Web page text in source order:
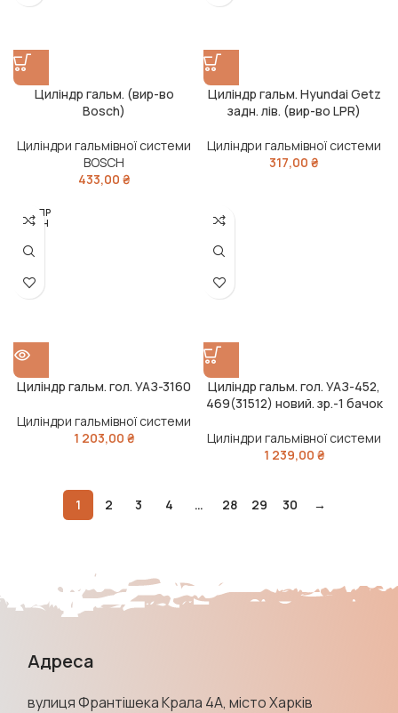
Циліндр гальм. (вир-во
Bosch)
Циліндри гальмівної системи
BOSCH
433,00 ₴
Циліндр гальм. Hyundai Getz
задн. лів. (вир-во LPR)
Циліндри гальмівної системи
317,00 ₴
РОЗПР
ОДАН
Циліндр гальм. гол. УАЗ-3160
Циліндри гальмівної системи
1 203,00 ₴
Циліндр гальм. гол. УАЗ-452,
469(31512) новий. зр.-1 бачок
Циліндри гальмівної системи
1 239,00 ₴
1 2 3 4 … 28 29 30 →
Адреса
вулиця Франтішека Крала 4А, місто Харків